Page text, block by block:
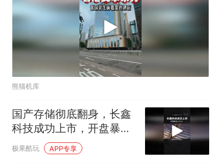
熊猫机库
国产存储彻底翻身，长鑫
科技成功上市，开盘暴涨
471%！
极果酷玩 APP专享